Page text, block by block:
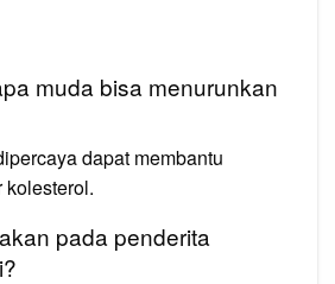
muda bisa menurunkan
dapat membantu
kolesterol.
pada penderita